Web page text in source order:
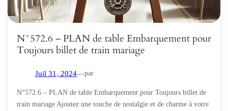
N°572.6 – PLAN de table Embarquement pour
Toujours billet de train mariage
Juil 31, 2024—par
N°572.6 – PLAN de table Embarquement pour Toujours billet de
train mariage Ajoutez une touche de nostalgie et de charme à votre